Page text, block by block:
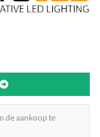
de aankoop te